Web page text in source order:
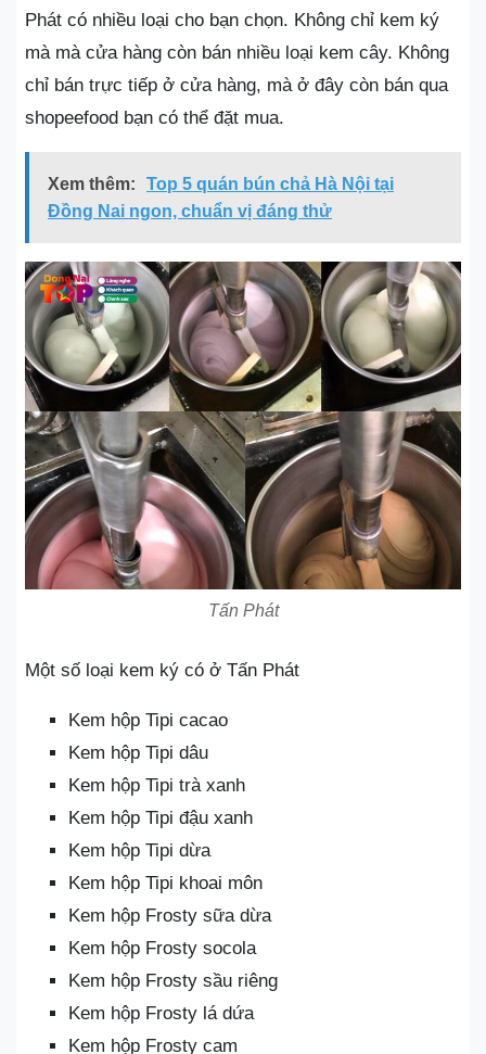
Phát có nhiều loại cho bạn chọn. Không chỉ kem ký
mà mà cửa hàng còn bán nhiều loại kem cây. Không
chỉ bán trực tiếp ở cửa hàng, mà ở đây còn bán qua
shopeefood bạn có thể đặt mua.
Xem thêm:
Top 5 quán bún chả Hà Nội tại
Đồng Nai ngon, chuẩn vị đáng thử
Tấn Phát
Một số loại kem ký có ở Tấn Phát
Kem hộp Tipi cacao
Kem hộp Tipi dâu
Kem hộp Tipi trà xanh
Kem hộp Tipi đậu xanh
Kem hộp Tipi dừa
Kem hộp Tipi khoai môn
Kem hộp Frosty sữa dừa
Kem hộp Frosty socola
Kem hộp Frosty sầu riêng
Kem hộp Frosty lá dứa
Kem hộp Frosty cam